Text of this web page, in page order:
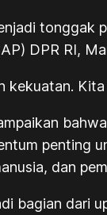
tonggak
DPR RI,
kekuatan.
penting
dan
bagian dari